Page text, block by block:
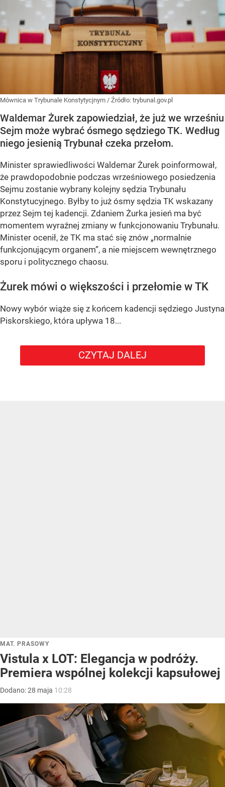
Mównica w Trybunale Konstytycjnym / Źródło: trybunal.gov.pl
Waldemar Żurek zapowiedział, że już we wrześniu
Sejm może wybrać ósmego sędziego TK. Według
niego jesienią Trybunał czeka przełom.
Minister sprawiedliwości Waldemar Żurek poinformował,
że prawdopodobnie podczas wrześniowego posiedzenia
Sejmu zostanie wybrany kolejny sędzia Trybunału
Konstytucyjnego. Byłby to już ósmy sędzia TK wskazany
przez Sejm tej kadencji. Zdaniem Żurka jesień ma być
momentem wyraźnej zmiany w funkcjonowaniu Trybunału.
Minister ocenił, że TK ma stać się znów „normalnie
funkcjonującym organem”, a nie miejscem wewnętrznego
sporu i politycznego chaosu.
Żurek mówi o większości i przełomie w TK
Nowy wybór wiąże się z końcem kadencji sędziego Justyna
Piskorskiego, która upływa 18...
CZYTAJ DALEJ
MAT. PRASOWY
Vistula x LOT: Elegancja w podróży.
Premiera wspólnej kolekcji kapsułowej
Dodano:28 maja 10:28